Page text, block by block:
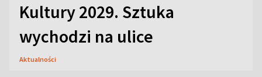
Kultury 2029. Sztuka
wychodzi na ulice
Aktualności